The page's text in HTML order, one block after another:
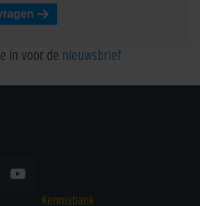
in voor de nieuwsbrief
Kennisbank